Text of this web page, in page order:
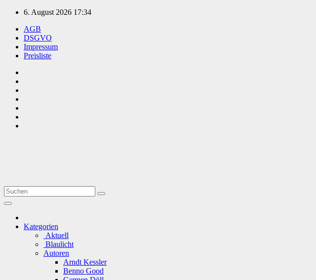
Zum
springen
6. August 2026 17:34
AGB
DSGVO
Impressum
Preisliste
Kategorien
Aktuell
Blaulicht
Autoren
Arndt Kessler
Benno Good